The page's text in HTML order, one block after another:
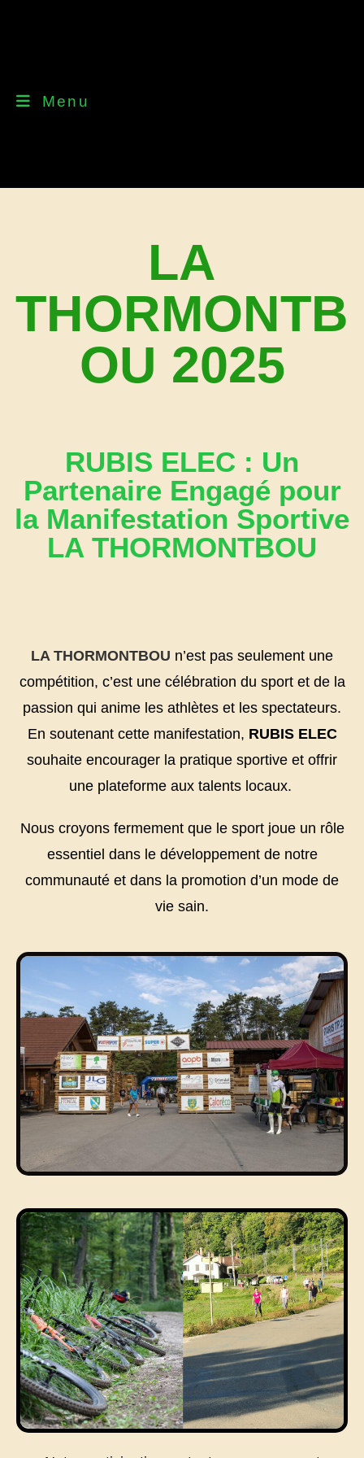
Menu
LA
THORMONTB
OU 2025
RUBIS ELEC : Un
Partenaire Engagé pour
la Manifestation Sportive
LA THORMONTBOU
LA THORMONTBOU n’est pas seulement une
compétition, c’est une célébration du sport et de la
passion qui anime les athlètes et les spectateurs.
En soutenant cette manifestation, RUBIS ELEC
souhaite encourager la pratique sportive et offrir
une plateforme aux talents locaux.
Nous croyons fermement que le sport joue un rôle
essentiel dans le développement de notre
communauté et dans la promotion d’un mode de
vie sain.